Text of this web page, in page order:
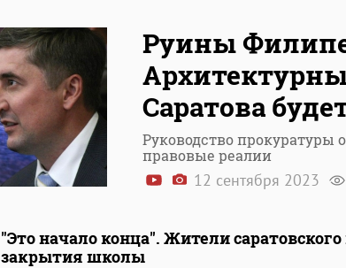
Руины
Саратова
Руководство прокуратуры
правовые реалии
12 сентября 2023
"Это начало конца". Жители
закрытия школы